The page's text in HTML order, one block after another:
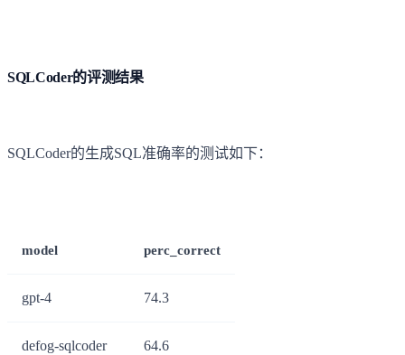
SQLCoder的评测结果
SQLCoder的生成SQL准确率的测试如下：
model perc_correct
gpt-4 74.3
defog-sqlcoder 64.6